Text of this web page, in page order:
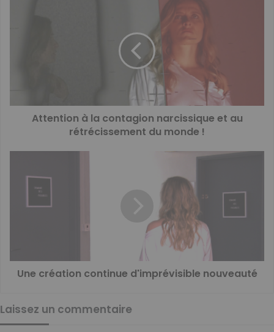
Attention à la contagion narcissique et au
rétrécissement du monde !
Une création continue d'imprévisible nouveauté
Laissez un commentaire